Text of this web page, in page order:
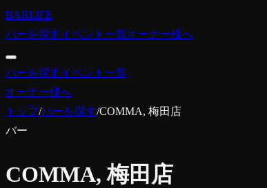
BARLIFE
バーを探すイベント一覧オーナー様へ
バーを探すイベント一覧
オーナー様へ
トップ/バーを探す/COMMA, 梅田店
バー
COMMA, 梅田店